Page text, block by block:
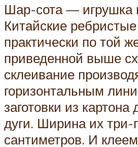
Шар-сота — игрушка
Китайские
практически по той
приведенной выше
склеивание
горизонтальным
заготовки из
дуги. Ширина их три-
сантиметров. И клеем